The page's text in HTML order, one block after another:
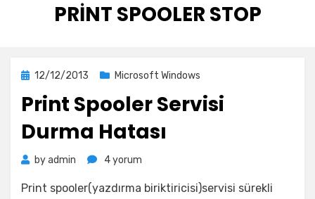
ETIKET
:
PRINT SPOOLER STOP
Posted
12/12/2013 Microsoft Windows
Print Spooler Servisi
Durma Hatası
byadmin
Print
Servisi
4 yorum
Print spooler(yazdırma biriktiricisi)servisi sürekli